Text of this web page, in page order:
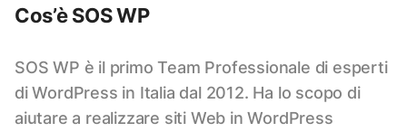
Cos’è SOS WP
SOS WP è il primo Team Professionale di esperti
di WordPress in Italia dal 2012. Ha lo scopo di
aiutare a realizzare siti Web in WordPress